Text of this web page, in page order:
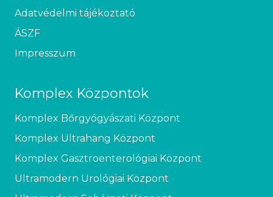
Adatvédelmi tájékoztató
ÁSZF
Impresszum
Komplex Központok
Komplex Bőrgyógyászati Központ
Komplex Ultrahang Központ
Komplex Gasztroenterológiai Központ
Ultramodern Urológiai Központ